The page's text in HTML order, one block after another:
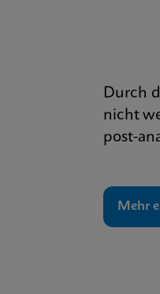
Durch
nicht
post-
Mehr